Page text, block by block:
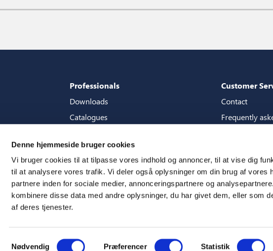
Denne hjemmeside bruger cookies
Vi bruger cookies til at tilpasse vores indhold og annoncer, til at vise dig
til at analysere vores trafik. Vi deler også oplysninger om din brug af vores
partnere inden for sociale medier, annonceringspartnere og
kombinere disse data med andre oplysninger, du har givet dem, eller som
af deres tjenester.
Samtykkevalg
Nødvendig Præferencer Statistik
Professionals
Downloads
Catalogues
Content store guide
3D files
Press
Showrooms
Fairs
Customer
Contact
Frequently
CSR